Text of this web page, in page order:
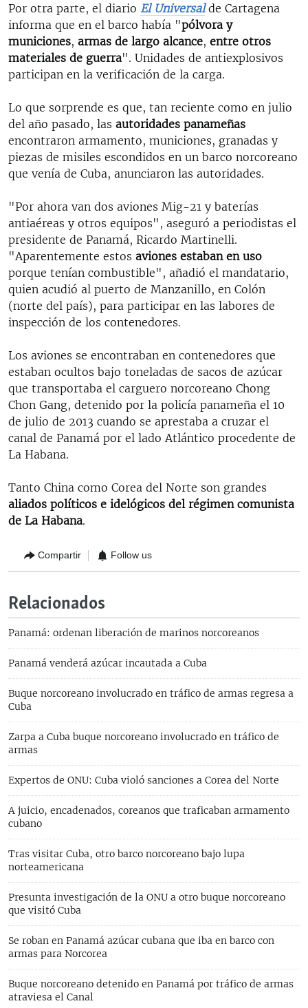
Por otra parte, el diario El Universalde Cartagena
informa que en el barco había "pólvora y
municiones, armas de largo alcance, entre otros
materiales de guerra". Unidades de antiexplosivos
participan en la verificación de la carga.
Lo que sorprende es que, tan reciente como en julio
del año pasado, las autoridades panameñas
encontraron armamento, municiones, granadas y
piezas de misiles escondidos en un barco norcoreano
que venía de Cuba, anunciaron las autoridades.
"Por ahora van dos aviones Mig-21 y baterías
antiaéreas y otros equipos", aseguró a periodistas el
presidente de Panamá, Ricardo Martinelli.
"Aparentemente estos aviones estaban en uso
porque tenían combustible", añadió el mandatario,
quien acudió al puerto de Manzanillo, en Colón
(norte del país), para participar en las labores de
inspección de los contenedores.
Los aviones se encontraban en contenedores que
estaban ocultos bajo toneladas de sacos de azúcar
que transportaba el carguero norcoreano Chong
Chon Gang, detenido por la policía panameña el 10
de julio de 2013 cuando se aprestaba a cruzar el
canal de Panamá por el lado Atlántico procedente de
La Habana.
Tanto China como Corea del Norte son grandes
aliados políticos e idelógicos del régimen comunista
de La Habana.
Compartir Follow us
Relacionados
Panamá: ordenan liberación de marinos norcoreanos
Panamá venderá azúcar incautada a Cuba
Buque norcoreano involucrado en tráfico de armas regresa a
Cuba
Zarpa a Cuba buque norcoreano involucrado en tráfico de
armas
Expertos de ONU: Cuba violó sanciones a Corea del Norte
A juicio, encadenados, coreanos que traficaban armamento
cubano
Tras visitar Cuba, otro barco norcoreano bajo lupa
norteamericana
Presunta investigación de la ONU a otro buque norcoreano
que visitó Cuba
Se roban en Panamá azúcar cubana que iba en barco con
armas para Norcorea
Buque norcoreano detenido en Panamá por tráfico de armas
atraviesa el Canal